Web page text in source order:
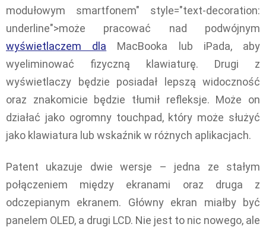
modułowym smartfonem" style="text-decoration:
underline">może pracować nad podwójnym
wyświetlaczem dla MacBooka lub iPada, aby
wyeliminować fizyczną klawiaturę. Drugi z
wyświetlaczy będzie posiadał lepszą widoczność
oraz znakomicie będzie tłumił refleksje. Może on
działać jako ogromny touchpad, który może służyć
jako klawiatura lub wskaźnik w różnych aplikacjach.
Patent ukazuje dwie wersje – jedna ze stałym
połączeniem między ekranami oraz druga z
odczepianym ekranem. Główny ekran miałby być
panelem OLED, a drugi LCD. Nie jest to nic nowego, ale